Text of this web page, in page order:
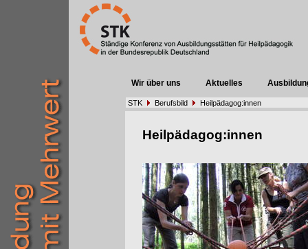
Wir über uns Aktuelles
STK Berufsbild Heilpädagog:innen
Heilpädagog:innen